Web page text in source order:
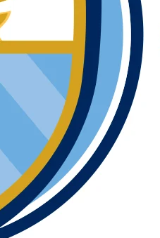
المنطقة في لبنان